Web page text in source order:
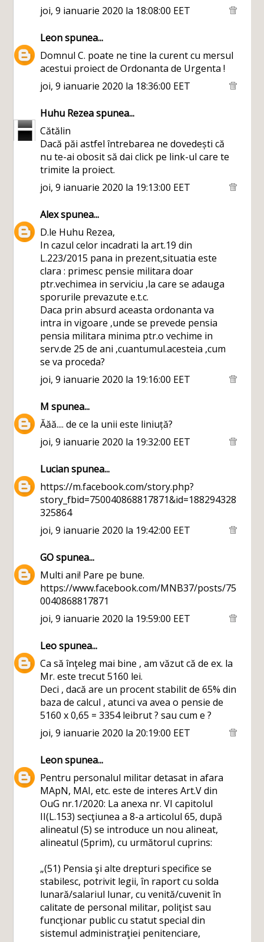
joi, 9 ianuarie 2020 la 18:08:00 EET
Leonspunea...
Domnul C. poate ne tine la curent cu mersul
acestui proiect de Ordonanta de Urgenta !
joi, 9 ianuarie 2020 la 18:36:00 EET
Huhu Rezeaspunea...
Cătălin
Dacă păi astfel întrebarea ne dovedești că
nu te-ai obosit să dai click pe link-ul care te
trimite la proiect.
joi, 9 ianuarie 2020 la 19:13:00 EET
Alexspunea...
D.le Huhu Rezea,
In cazul celor incadrati la art.19 din
L.223/2015 pana in prezent,situatia este
clara : primesc pensie militara doar
ptr.vechimea in serviciu ,la care se adauga
sporurile prevazute e.t.c.
Daca prin absurd aceasta ordonanta va
intra in vigoare ,unde se prevede pensia
pensia militara minima ptr.o vechime in
serv.de 25 de ani ,cuantumul.acesteia ,cum
se va proceda?
joi, 9 ianuarie 2020 la 19:16:00 EET
M spunea...
Ăăă.... de ce la unii este liniuță?
joi, 9 ianuarie 2020 la 19:32:00 EET
Lucianspunea...
https://m.facebook.com/story.php?
story_fbid=750040868817871&id=188294328
325864
joi, 9 ianuarie 2020 la 19:42:00 EET
GOspunea...
Multi ani! Pare pe bune.
https://www.facebook.com/MNB37/posts/75
0040868817871
joi, 9 ianuarie 2020 la 19:59:00 EET
Leospunea...
Ca să înţeleg mai bine , am văzut că de ex. la
Mr. este trecut 5160 lei.
Deci , dacă are un procent stabilit de 65% din
baza de calcul , atunci va avea o pensie de
5160 x 0,65 = 3354 leibrut ? sau cum e ?
joi, 9 ianuarie 2020 la 20:19:00 EET
Leonspunea...
Pentru personalul militar detasat in afara
MApN, MAI, etc. este de interes Art.V din
OuG nr.1/2020: La anexa nr. VI capitolul
II(L.153) secţiunea a 8-a articolul 65, după
alineatul (5) se introduce un nou alineat,
alineatul (5prim), cu următorul cuprins:
„(51) Pensia şi alte drepturi specifice se
stabilesc, potrivit legii, în raport cu solda
lunară/salariul lunar, cu venită/cuvenit în
calitate de personal militar, poliţist sau
funcţionar public cu statut special din
sistemul administraţiei penitenciare,